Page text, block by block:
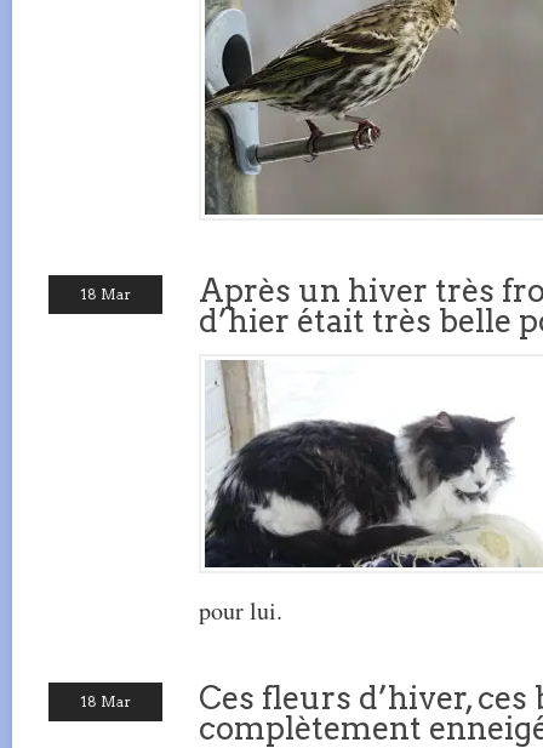
18 Mar
Après un hiver très
d’hier était très belle
pour lui.
18 Mar
Ces fleurs d’hiver, ces
complètement